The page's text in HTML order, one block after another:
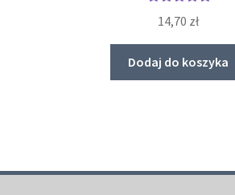
5.00
14,70 zł
Dodaj do koszyka